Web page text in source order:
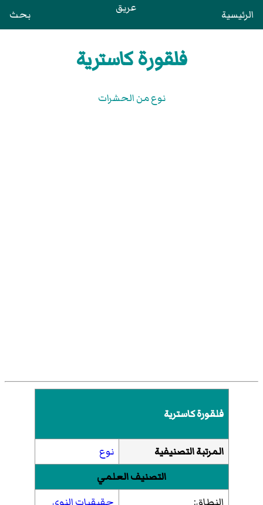
الرئيسية عريق بحث
فلقورة كاسترية
نوع من الحشرات
فلقورة كاسترية
المرتبة التصنيفية
نوع
التصنيف العلمي
النطاق:
حقيقيات النوى